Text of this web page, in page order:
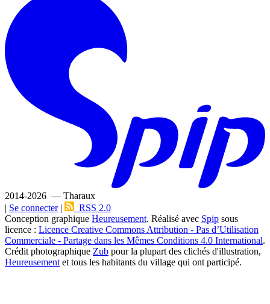
2014-2026 — Tharaux
| Se connecter|
RSS 2.0
Conception graphique Heureusement. Réalisé avec Spip sous
licence : Licence Creative Commons Attribution - Pas d’Utilisation
Commerciale - Partage dans les Mêmes Conditions 4.0 International.
Crédit photographique Zub pour la plupart des clichés d'illustration,
Heureusement et tous les habitants du village qui ont participé.